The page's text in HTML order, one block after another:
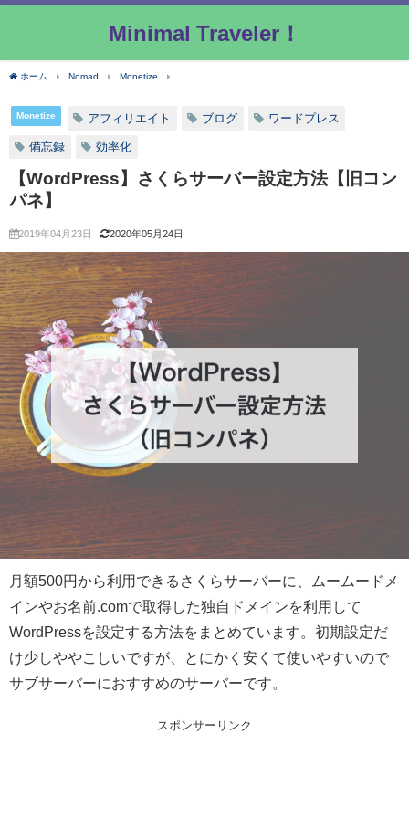
Minimal Traveler！
ホーム Nomad Monetize
Monetize アフィリエイト ブログ ワードプレス
備忘録 効率化
【WordPress】さくらサーバー設定方法【旧コン
パネ】
2019年04月23日 2020年05月24日
月額500円から利用できるさくらサーバーに、ムームードメ
インやお名前.comで取得した独自ドメインを利用して
WordPressを設定する方法をまとめています。初期設定だ
け少しややこしいですが、とにかく安くて使いやすいので
サブサーバーにおすすめのサーバーです。
スポンサーリンク